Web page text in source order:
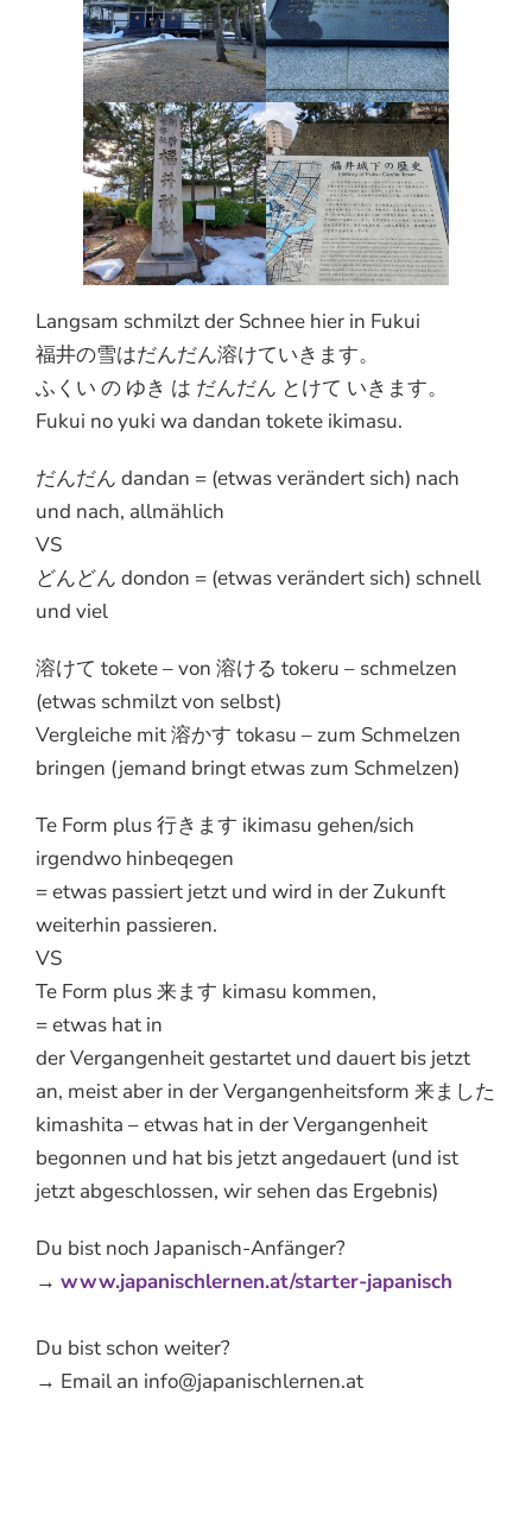
Langsam schmilzt der Schnee hier in Fukui
福井の雪はだんだん溶けていきます。
ふくい の ゆき は だんだん とけて いきます。
Fukui no yuki wa dandan tokete ikimasu.
だんだん dandan = (etwas verändert sich) nach
und nach, allmählich
VS
どんどん dondon = (etwas verändert sich) schnell
und viel
溶けて tokete – von 溶ける tokeru – schmelzen
(etwas schmilzt von selbst)
Vergleiche mit 溶かす tokasu – zum Schmelzen
bringen (jemand bringt etwas zum Schmelzen)
Te Form plus 行きます ikimasu gehen/sich
irgendwo hinbeqegen
= etwas passiert jetzt und wird in der Zukunft
weiterhin passieren.
VS
Te Form plus 来ます kimasu kommen,
= etwas hat in
der Vergangenheit gestartet und dauert bis jetzt
an, meist aber in der Vergangenheitsform 来ました
kimashita – etwas hat in der Vergangenheit
begonnen und hat bis jetzt angedauert (und ist
jetzt abgeschlossen, wir sehen das Ergebnis)
Du bist noch Japanisch-Anfänger?
→ www.japanischlernen.at/starter-japanisch
Du bist schon weiter?
→ Email an info@japanischlernen.at